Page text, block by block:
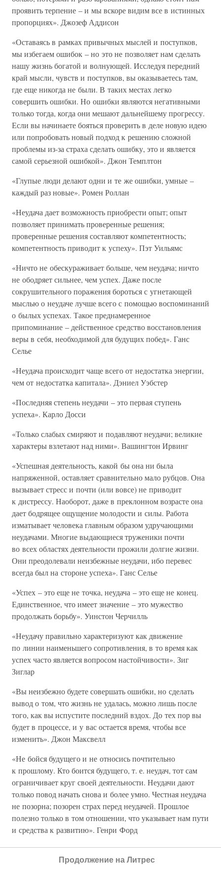
проявить терпение – и мы вскоре видим все в истинных
пропорциях». Джозеф Аддисон
«Оставаясь в рамках привычных мыслей и поступков,
мы избегаем ошибок – но это не позволяет нам сделать
нашу жизнь богатой и волнующей. Исследуя передний
край мысли, чувств и поступков, вы оказываетесь там,
где еще никогда не были. В таких местах легко
совершить ошибки. Но ошибки являются негативными
только тогда, когда они мешают дальнейшему прогрессу.
Если вы начинаете бояться проверить в деле новую идею
или попробовать новый подход к решению сложной
проблемы из-за страха сделать ошибку, это и является
самой серьезной ошибкой». Джон Темплтон
«Глупые люди делают одни и те же ошибки, умные –
каждый раз новые». Ромен Роллан
«Неудача дает возможность приобрести опыт; опыт
позволяет принимать проверенные решения;
проверенные решения составляют компетентность;
компетентность приводит к успеху». Пэт Уильямс
«Ничто не обескураживает больше, чем неудача; ничто
не ободряет сильнее, чем успех. Даже после
сокрушительного поражения бороться с угнетающей
мыслью о неудаче лучше всего с помощью воспоминаний
о былых успехах. Такое преднамеренное
припоминание – действенное средство восстановления
веры в себя, необходимой для будущих побед». Ганс
Селье
«Неудача происходит чаще всего от недостатка энергии,
чем от недостатка капитала». Дэниел Уэбстер
«Последняя степень неудачи – это первая ступень
успеха». Карло Досси
«Только слабых смиряют и подавляют неудачи; великие
характеры взлетают над ними». Вашингтон Ирвинг
«Успешная деятельность, какой бы она ни была
напряженной, оставляет сравнительно мало рубцов. Она
вызывает стресс и почти (или вовсе) не приводит
к дистрессу. Наоборот, даже в преклонном возрасте она
дает бодрящее ощущение молодости и силы. Работа
изматывает человека главным образом удручающими
неудачами. Многие выдающиеся труженики почти
во всех областях деятельности прожили долгие жизни.
Они преодолевали неизбежные неудачи, ибо перевес
всегда был на стороне успеха». Ганс Селье
«Успех – это еще не точка, неудача – это еще не конец.
Единственное, что имеет значение – это мужество
продолжать борьбу». Уинстон Черчилль
«Неудачу правильно характеризуют как движение
по линии наименьшего сопротивления, в то время как
успех часто является вопросом настойчивости». Зиг
Зиглар
«Вы неизбежно будете совершать ошибки, но сделать
вывод о том, что жизнь не удалась, можно лишь после
того, как вы испустите последний вздох. До тех пор вы
будет в процессе, и у вас остается время, чтобы все
изменить». Джон Максвелл
«Не бойся будущего и не относись почтительно
к прошлому. Кто боится будущего, т. е. неудач, тот сам
ограничивает круг своей деятельности. Неудачи дают
только повод начать снова и более умно. Честная неудача
не позорна; позорен страх перед неудачей. Прошлое
полезно только в том отношении, что указывает нам пути
и средства к развитию». Генри Форд
«Неудачи вырабатывают характер и упорство, если к ним
подходить с позитивной точки зрения, делая правильные
Продолжение на Литрес